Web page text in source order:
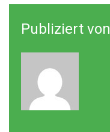
Publiziert von